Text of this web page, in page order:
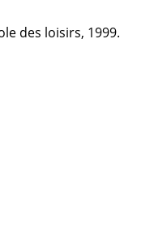
des loisirs, 1999.